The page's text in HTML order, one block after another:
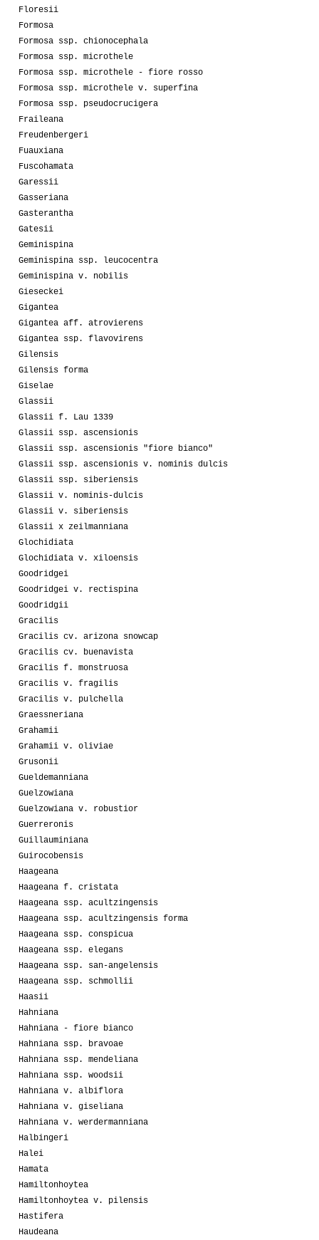
Floresii
Formosa
Formosa ssp. chionocephala
Formosa ssp. microthele
Formosa ssp. microthele - fiore rosso
Formosa ssp. microthele v. superfina
Formosa ssp. pseudocrucigera
Fraileana
Freudenbergeri
Fuauxiana
Fuscohamata
Garessii
Gasseriana
Gasterantha
Gatesii
Geminispina
Geminispina ssp. leucocentra
Geminispina v. nobilis
Gieseckei
Gigantea
Gigantea aff. atrovierens
Gigantea ssp. flavovirens
Gilensis
Gilensis forma
Giselae
Glassii
Glassii f. Lau 1339
Glassii ssp. ascensionis
Glassii ssp. ascensionis "fiore bianco"
Glassii ssp. ascensionis v. nominis dulcis
Glassii ssp. siberiensis
Glassii v. nominis-dulcis
Glassii v. siberiensis
Glassii x zeilmanniana
Glochidiata
Glochidiata v. xiloensis
Goodridgei
Goodridgei v. rectispina
Goodridgii
Gracilis
Gracilis cv. arizona snowcap
Gracilis cv. buenavista
Gracilis f. monstruosa
Gracilis v. fragilis
Gracilis v. pulchella
Graessneriana
Grahamii
Grahamii v. oliviae
Grusonii
Gueldemanniana
Guelzowiana
Guelzowiana v. robustior
Guerreronis
Guillauminiana
Guirocobensis
Haageana
Haageana f. cristata
Haageana ssp. acultzingensis
Haageana ssp. acultzingensis forma
Haageana ssp. conspicua
Haageana ssp. elegans
Haageana ssp. san-angelensis
Haageana ssp. schmollii
Haasii
Hahniana
Hahniana - fiore bianco
Hahniana ssp. bravoae
Hahniana ssp. mendeliana
Hahniana ssp. woodsii
Hahniana v. albiflora
Hahniana v. giseliana
Hahniana v. werdermanniana
Halbingeri
Halei
Hamata
Hamiltonhoytea
Hamiltonhoytea v. pilensis
Hastifera
Haudeana